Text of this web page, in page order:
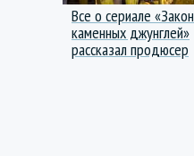
Все о сериале «Закон
каменных джунглей»
рассказал продюсер